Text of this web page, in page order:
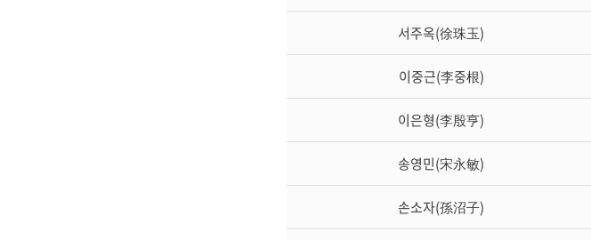
서주옥(徐珠玉)
이중근(李중根)
이은형(李殷亨)
송영민(宋永敏)
손소자(孫沼子)